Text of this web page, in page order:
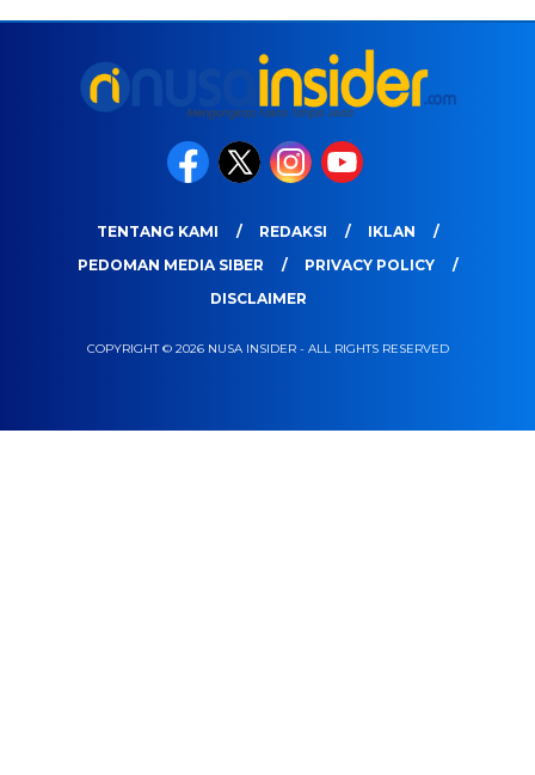
TENTANG KAMI REDAKSI
IKLAN
PEDOMAN MEDIA SIBER
PRIVACY POLICY
DISCLAIMER
COPYRIGHT © 2026 NUSA INSIDER - ALL RIGHTS RESERVED